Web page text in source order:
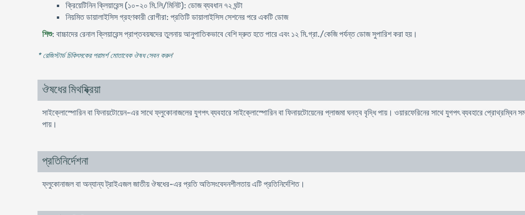
ক্রিয়েটিনিন ক্লিয়ারেন্স (১০-২০ মি.লি/মিনিট): ডোজ ব্যবধান ৭২ ঘন্টা
নিয়মিত ডায়ালাইসিস গ্রহণকারী রোগীরা: প্রতিটি ডায়ালাইসিস সেশনের পরে একটি ডোজ
শিশু: বাচ্চাদের রেনাল ক্লিয়ারেন্স প্রাপ্তবয়ষদের তুলনায় আনুপাতিকভাবে বেশি দ্রুত হতে পারে এবং ১২ মি.গ্রা./কেজি পর্যন্ত ডোজ সুপারিশ করা হয়।
* রেজিস্টার্ড চিকিৎসকের পরামর্শ মোতাবেক ঔষধ সেবন করুন'
ঔষধের মিথষ্ক্রিয়া
সাইক্লোস্পোরিন বা ফিনায়টোয়েন-এর সাথে ফ্লুকোনাজলের যুগপৎ ব্যবহারে সাইক্লোস্পোরিন বা ফিনায়টোয়েনের প্লাজমা ঘনত্ব বৃদ্ধি পায়। ওয়ারফেরিনের সাথে যুগপৎ ব্যবহারে প্রোথ্রম্বিন
পায়।
প্রতিনির্দেশনা
ফ্লুকোনাজল বা অন্যান্য ট্রাইএজল জাতীয় ঔষধের-এর প্রতি অতিসংবেদনশীলতায় এটি প্রতিনির্দেশিত।